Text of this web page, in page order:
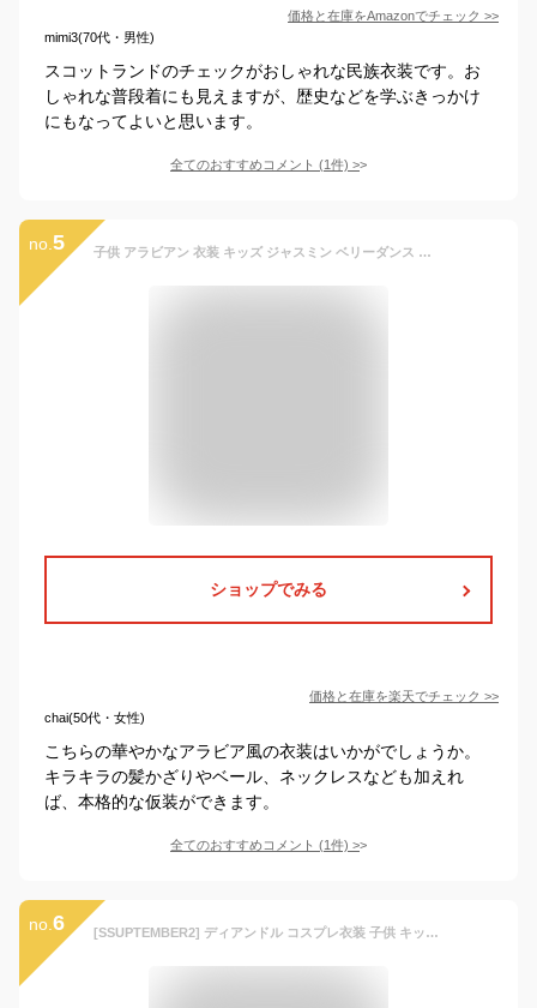
価格と在庫をAmazonでチェック >>
mimi3(70代・男性)
スコットランドのチェックがおしゃれな民族衣装です。お
しゃれな普段着にも見えますが、歴史などを学ぶきっかけ
にもなってよいと思います。
全てのおすすめコメント (1件) >
no. 5 子供 アラビアン 衣装 キッズ ジャスミン ベリーダンス 衣装 女の子 きらきら 民族ダンス 衣装 3点 4点 5点 6点セット キッズ アラジン プリンセス コスチューム 仮装 変装 ハロウィン コスプレ衣装 トップス フリルロングスカート ベール ヒップスカーフ ネックレス 髪飾り
ショップでみる
価格と在庫を楽天でチェック >>
chai(50代・女性)
こちらの華やかなアラビア風の衣装はいかがでしょうか。
キラキラの髪かざりやベール、ネックレスなども加えれ
ば、本格的な仮装ができます。
全てのおすすめコメント (1件) >
no. 6 [SSUPTEMBER2] ディアンドル コスプレ衣装 子供 キッズ バイエルン ドイツ 民族衣装 ハロウィン仮装 コスチューム オクトーバーフェスト ビール祭り メイド服 紺色 ドット 3点セット レース 花柄 女の子 少女 (M, ブラウス＋ジャンパースカート＋腰帯)